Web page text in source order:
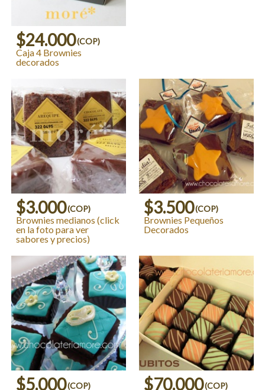
$24.000(COP)
Caja 4 Brownies
decorados
$3.000(COP)
Brownies medianos (click
en la foto para ver
sabores y precios)
$3.500(COP)
Brownies Pequeños
Decorados
$5.000(COP) $70.000(COP)